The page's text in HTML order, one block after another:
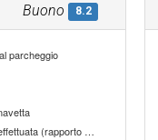
Buono 8.2
parcheggio
Ti ritieni soddisfatto della scelta effettuata (rapporto qualità/prezzo)